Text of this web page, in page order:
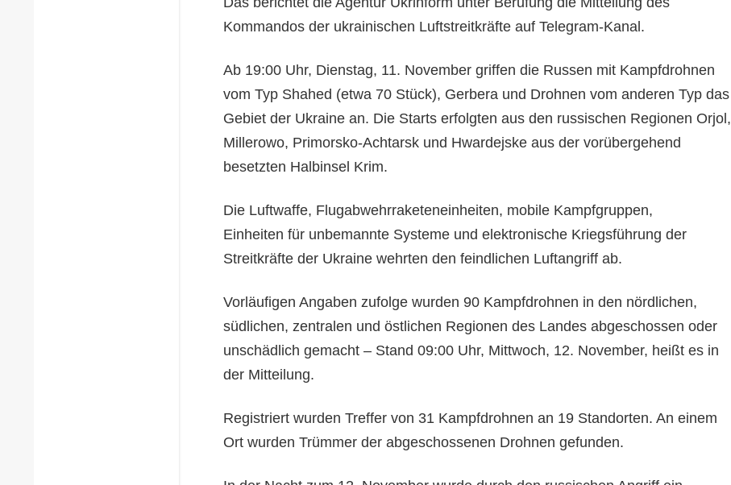
Kommandos der ukrainischen Luftstreitkräfte auf Telegram-Kanal.
Ab 19:00 Uhr, Dienstag, 11. November griffen die Russen mit Kampfdrohnen
vom Typ Shahed (etwa 70 Stück), Gerbera und Drohnen vom anderen Typ das
Gebiet der Ukraine an. Die Starts erfolgten aus den russischen Regionen Orjol,
Millerowo, Primorsko-Achtarsk und Hwardejske aus der vorübergehend
besetzten Halbinsel Krim.
Die Luftwaffe, Flugabwehrraketeneinheiten, mobile Kampfgruppen,
Einheiten für unbemannte Systeme und elektronische Kriegsführung der
Streitkräfte der Ukraine wehrten den feindlichen Luftangriff ab.
Vorläufigen Angaben zufolge wurden 90 Kampfdrohnen in den nördlichen,
südlichen, zentralen und östlichen Regionen des Landes abgeschossen oder
unschädlich gemacht – Stand 09:00 Uhr, Mittwoch, 12. November, heißt es in
der Mitteilung.
Registriert wurden Treffer von 31 Kampfdrohnen an 19 Standorten. An einem
Ort wurden Trümmer der abgeschossenen Drohnen gefunden.